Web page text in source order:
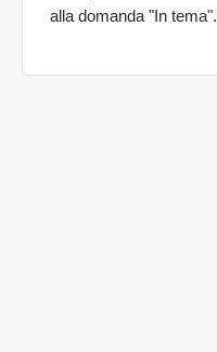
alla domanda "In tema".